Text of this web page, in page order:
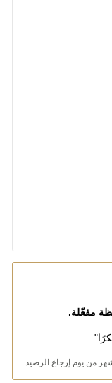
مفعّلة.